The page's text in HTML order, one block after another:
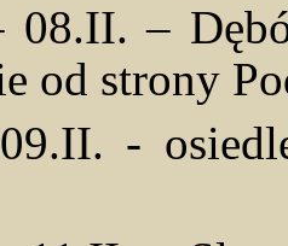
08.II. –
od strony
-